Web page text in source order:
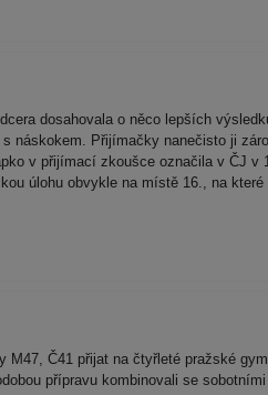
dosahovala o něco lepších
náskokem. Přijímačky nanečisto ji
v přijímací zkoušce označila v ČJ v
úlohu obvykle na místě 16., na
Č41 přijat na čtyřleté pražské
přípravu kombinovali se